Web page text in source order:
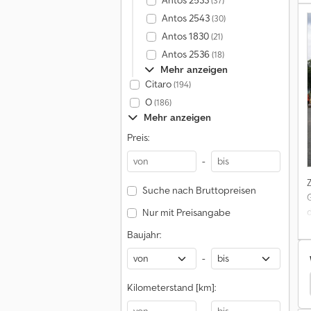
Antos 2543(30)
Antos 1830(21)
Antos 2536(18)
Mehr anzeigen
Citaro(194)
O(186)
Mehr anzeigen
Preis:
-
Suche nach Bruttopreisen
Nur mit Preisangabe
Baujahr:
-
Kilometerstand [km]:
Pegaso Lkw Kipper Sisu Lkw Kipper